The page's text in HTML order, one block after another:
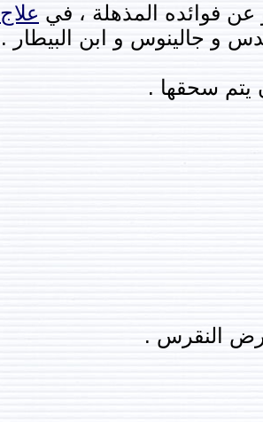
عن فوائده المذهلة ، في علاج
و جالينوس و ابن البيطار .
يتم سحقها .
النقرس .